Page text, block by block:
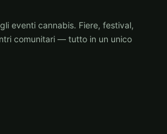
eventi cannabis. Fiere, festival,
comunitari — tutto in un unico